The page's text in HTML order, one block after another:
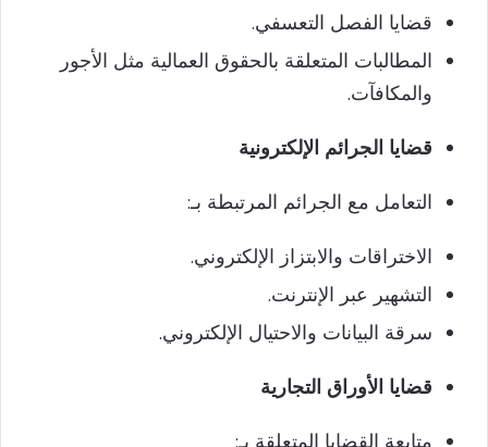
قضايا الفصل التعسفي.
المطالبات المتعلقة بالحقوق العمالية مثل الأجور
والمكافآت.
قضايا الجرائم الإلكترونية
التعامل مع الجرائم المرتبطة بـ:
الاختراقات والابتزاز الإلكتروني.
التشهير عبر الإنترنت.
سرقة البيانات والاحتيال الإلكتروني.
قضايا الأوراق التجارية